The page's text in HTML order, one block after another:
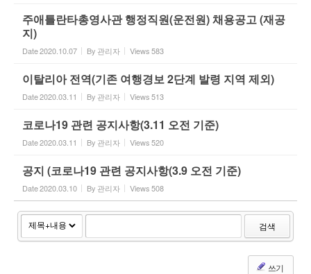
주애틀란타총영사관 행정직원(운전원) 채용공고 (재공
지)
Date2020.10.07 By 관리자 Views583
이탈리아 전역(기존 여행경보 2단계 발령 지역 제외)
Date2020.03.11 By 관리자 Views513
코로나19 관련 공지사항(3.11 오전 기준)
Date2020.03.11 By 관리자 Views520
공지 (코로나19 관련 공지사항(3.9 오전 기준)
Date2020.03.10 By 관리자 Views508
검색
쓰기